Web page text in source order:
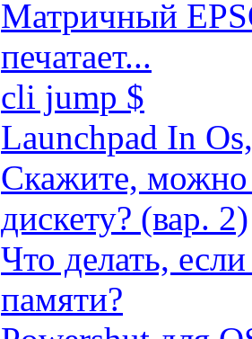
Матричный
печатает...
cli jump $
Launchpad In
Скажите, можно
дискету? (вар. 2)
Что делать,
памяти?